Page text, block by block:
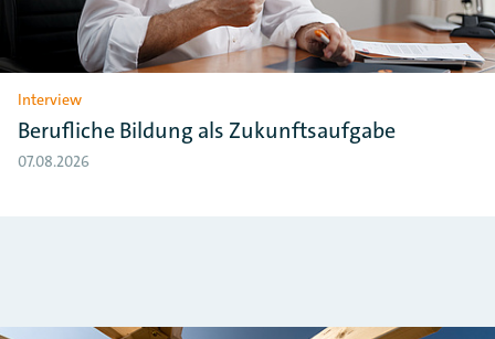
Interview
Berufliche Bildung als Zukunftsaufgabe
07.08.2026